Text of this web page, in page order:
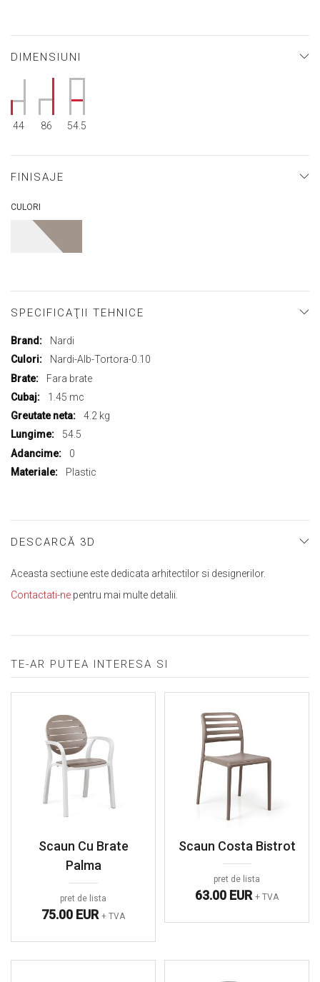
DIMENSIUNI
44 86 54.5
FINISAJE
CULORI
SPECIFICAŢII TEHNICE
Mai
multe
Nardi
Nardi-Alb-Tortora-0.10
Fara brate
1.45 mc
4.2 kg
54.5
0
Plastic
DESCARCĂ 3D
Aceasta sectiune este dedicata arhitectilor si designerilor.
Contactati-ne pentru mai multe detalii.
TE-AR PUTEA INTERESA SI
Scaun Cu Brate
Palma
pret de lista
75.00 EUR + TVA
Scaun Costa Bistrot
pret de lista
63.00 EUR + TVA